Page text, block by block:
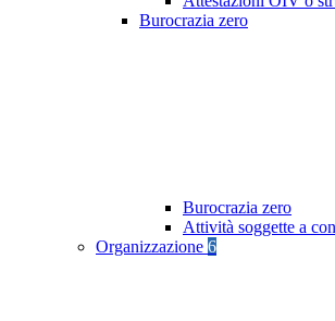
Burocrazia zero
Burocrazia zero
Attività soggette a
Organizzazione 6